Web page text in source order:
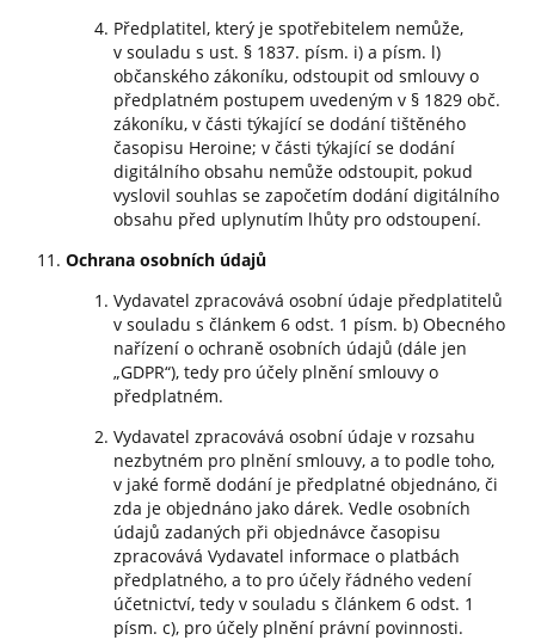
Předplatitel, který je spotřebitelem nemůže,
v souladu s ust. § 1837. písm. i) a písm. l)
občanského zákoníku, odstoupit od smlouvy o
předplatném postupem uvedeným v § 1829 obč.
zákoníku, v části týkající se dodání tištěného
časopisu Heroine; v části týkající se dodání
digitálního obsahu nemůže odstoupit, pokud
vyslovil souhlas se započetím dodání digitálního
obsahu před uplynutím lhůty pro odstoupení.
Ochrana osobních údajů
Vydavatel zpracovává osobní údaje předplatitelů
v souladu s článkem 6 odst. 1 písm. b) Obecného
nařízení o ochraně osobních údajů (dále jen
„GDPR“), tedy pro účely plnění smlouvy o
předplatném.
Vydavatel zpracovává osobní údaje v rozsahu
nezbytném pro plnění smlouvy, a to podle toho,
v jaké formě dodání je předplatné objednáno, či
zda je objednáno jako dárek. Vedle osobních
údajů zadaných při objednávce časopisu
zpracovává Vydavatel informace o platbách
předplatného, a to pro účely řádného vedení
účetnictví, tedy v souladu s článkem 6 odst. 1
písm. c), pro účely plnění právní povinnosti.